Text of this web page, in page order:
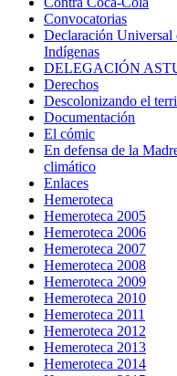
Convocatorias
Declaración Universal
Indígenas
DELEGACIÓN
Derechos
Descolonizando el
Documentación
El cómic
En defensa de la
climático
Enlaces
Hemeroteca
Hemeroteca 2005
Hemeroteca 2006
Hemeroteca 2007
Hemeroteca 2008
Hemeroteca 2009
Hemeroteca 2010
Hemeroteca 2011
Hemeroteca 2012
Hemeroteca 2013
Hemeroteca 2014